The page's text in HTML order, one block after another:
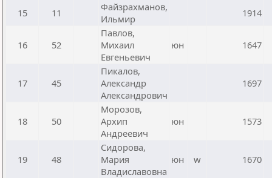
15 11
Файзрахманов,
Ильмир
1914
16 52
Павлов,
Михаил
Евгеньевич
юн 1647
17 45
Пикалов,
Александр
Александрович
1697
18 50
Морозов,
Архип
Андреевич
юн 1573
19 48
Сидорова,
Мария
Владиславовна
юн w 1670